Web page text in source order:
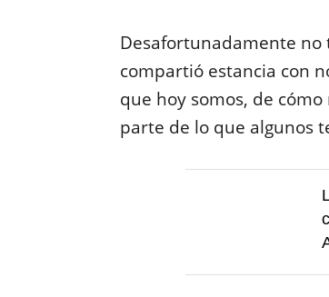
Desafortunadamente
compartió estancia con
que hoy somos, de
parte de lo que algunos